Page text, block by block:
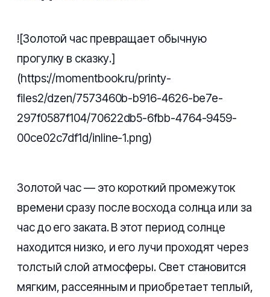
![Золотой час превращает обычную
прогулку в сказку.]
(https://momentbook.ru/printy-
files2/dzen/7573460b-b916-4626-be7e-
297f0587f104/70622db5-6fbb-4764-9459-
00ce02c7df1d/inline-1.png)
Золотой час — это короткий промежуток
времени сразу после восхода солнца или за
час до его заката. В этот период солнце
находится низко, и его лучи проходят через
толстый слой атмосферы. Свет становится
мягким, рассеянным и приобретает теплый,